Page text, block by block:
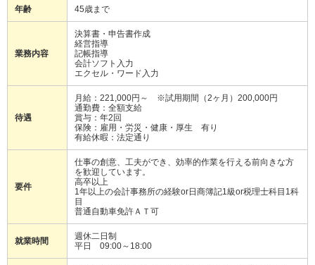
年齢 45歳まで
業務内容
決算書・申告書作成
経営指導
記帳指導
会計ソフト入力
エクセル・ワード入力
待遇
月給：221,000円～ ※試用期間（2ヶ月）200,000円
通勤費：全額支給
賞与：年2回
保険：雇用・労災・健康・厚生 有り
有給休暇：法定通り
要件
仕事の創意、工夫ができ、効率的作業を行える前向きな方
を歓迎しています。
高卒以上
1年以上の会計事務所の経験or日商簿記1級or税理士科目1科
目
普通自動車免許ＡＴ可
就業時間
週休二日制
平日 09:00～18:00